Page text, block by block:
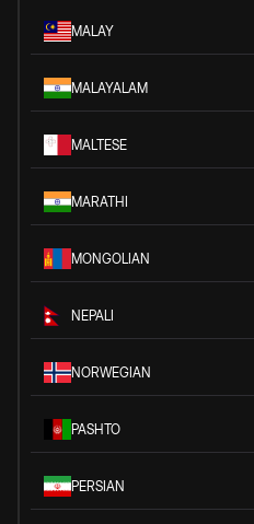
MALAY
MALAYALAM
MALTESE
MARATHI
MONGOLIAN
NEPALI
NORWEGIAN
PASHTO
PERSIAN